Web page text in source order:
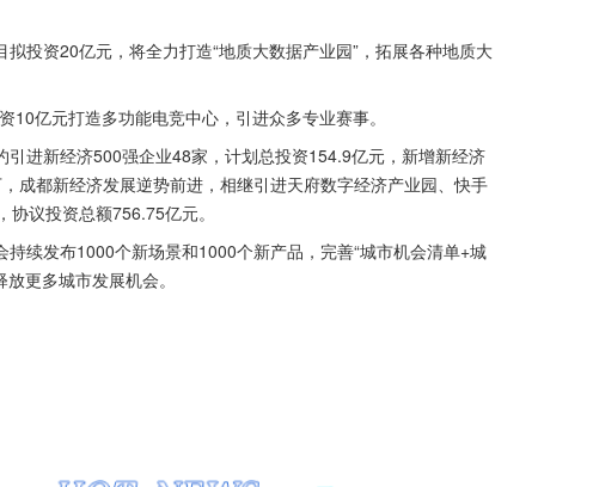
投资20亿元，将全力打造“地质大数据产业园”，拓展各种地质大
10亿元打造多功能电竞中心，引进众多专业赛事。
进新经济500强企业48家，计划总投资154.9亿元，新增新经济
成都新经济发展逆势前进，相继引进天府数字经济产业园、快手
议投资总额756.75亿元。
续发布1000个新场景和1000个新产品，完善“城市机会清单+城
更多城市发展机会。